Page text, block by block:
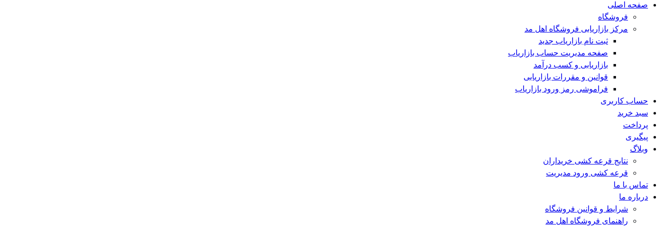
صفحه اصلی
فروشگاه
مرکز بازاریابی فروشگاه اهل مد
ثبت نام بازاریاب جدید
صفحه مدیریت حساب بازاریاب
بازاریابی و کسب درآمد
قوانین و مقررات بازاریابی
فراموشی رمز ورود بازاریاب
حساب کاربری
سبد خرید
پرداخت
پیگیری
وبلاگ
نتایج قرعه کشی خریداران
قرعه کشی ورود مدیریت
تماس با ما
درباره ما
شرایط و قوانین فروشگاه
راهنمای فروشگاه اهل مد